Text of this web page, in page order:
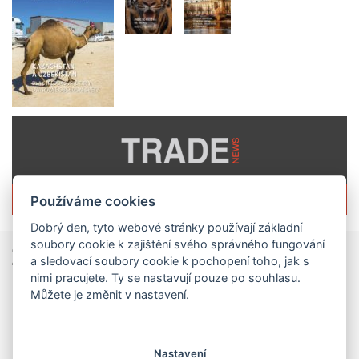
Více informací o časopisu »
Zprávyze světa obchodu
podnikání. Vzniká nová státní agentura
Používáme cookies
Dobrý den, tyto webové stránky používají základní
soubory cookie k zajištění svého správného fungování
a sledovací soubory cookie k pochopení toho, jak s
nimi pracujete. Ty se nastavují pouze po souhlasu.
Můžete je změnit v nastavení.
Nastavení